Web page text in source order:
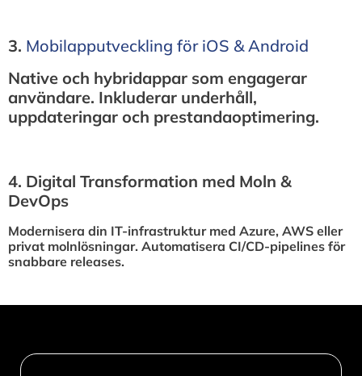
3.⁠ ⁠Mobilapputveckling för iOS & Android
Native och hybridappar som engagerar
användare. Inkluderar underhåll,
uppdateringar och prestandaoptimering.
4.⁠ ⁠Digital Transformation med Moln &
DevOps
Modernisera din IT-infrastruktur med Azure, AWS eller
privat molnlösningar. Automatisera CI/CD-pipelines för
snabbare releases.